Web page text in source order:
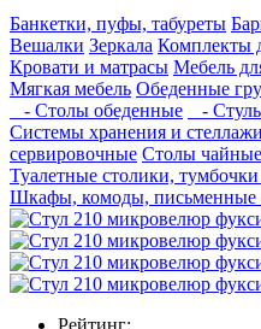
Банкетки, пуфы, табуреты
Вешалки Зеркала Комплекты
Кровати и матрасы Мебель
Мягкая мебель Обеденные
- Столы обеденные
-
Системы хранения и стеллажи
сервировочные Столы
Туалетные столики,
Шкафы, комоды, письменные